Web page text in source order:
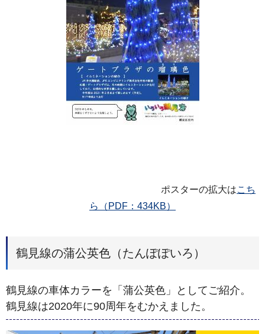
ポスターの拡大はこち
ら（PDF：434KB）
鶴見線の蒲公英色（たんぽぽいろ）
鶴見線の車体カラーを「蒲公英色」としてご紹介。
鶴見線は2020年に90周年をむかえました。